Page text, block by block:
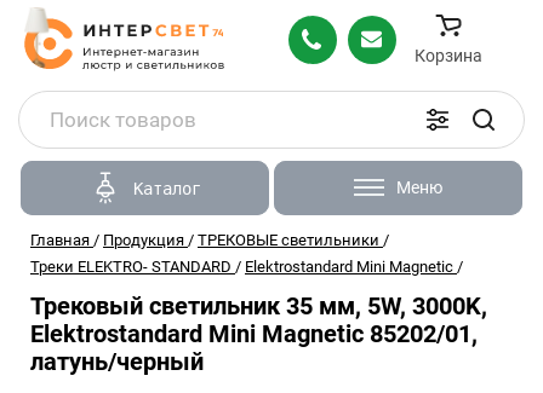
Корзина
Каталог Меню
Главная / Продукция / ТРЕКОВЫЕ светильники /
Треки ELEKTRO- STANDARD / Elektrostandard Mini Magnetic /
Трековый светильник 35 мм, 5W, 3000K,
Elektrostandard Mini Magnetic 85202/01,
латунь/черный